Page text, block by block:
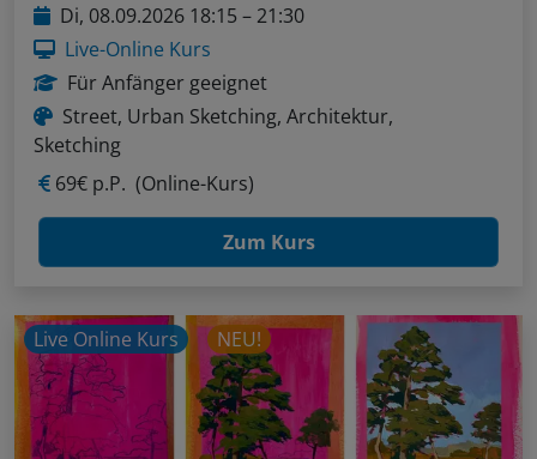
Di, 08.09.2026 18:15 – 21:30
Live-Online Kurs
Für Anfänger geeignet
Street, Urban Sketching, Architektur,
Sketching
69€ p.P. (Online-Kurs)
Zum Kurs
Live Online Kurs NEU!